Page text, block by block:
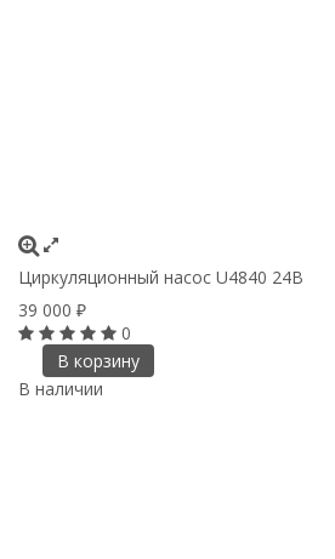
Циркуляционный насос U4840 24В
39 000 ₽
0
В корзину
В наличии